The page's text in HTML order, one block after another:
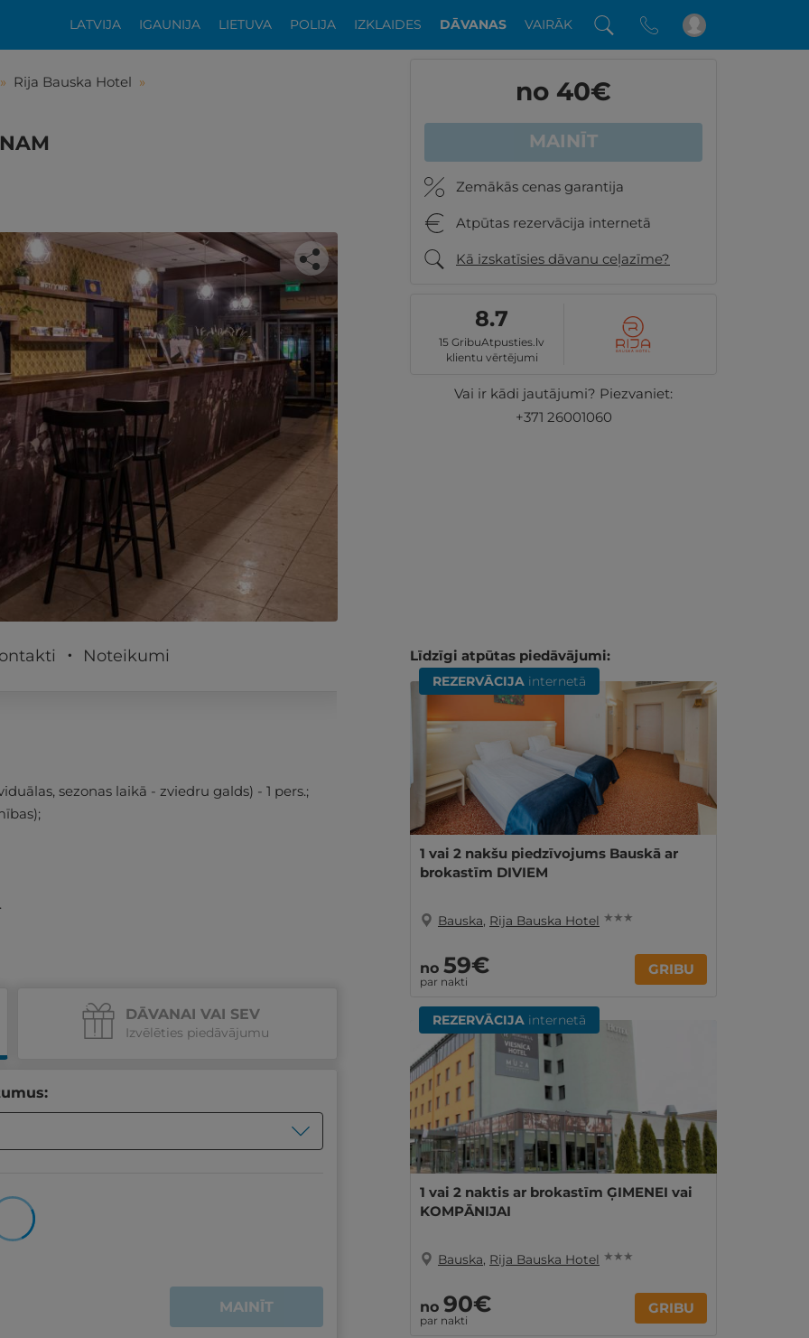
LATVIJA IGAUNIJA LIETUVA POLIJA IZKLAIDES DĀVANAS VAIRĀK
» Rija Bauska Hotel »
šis piedāvājums?
atpūtai atlikuši tikai daži soļi
PĒRKU
no 40€
MAINĪT
Zemākās cenas garantija
Atpūtas rezervācija internetā
Kā izskatīsies dāvanu ceļazīme?
8.7
15 GribuAtpusties.lv
klientu vērtējumi
Vai ir kādi jautājumi? Piezvaniet:
+371 26001060
Noteikumi
sezonas laikā - zviedru galds) - 1 pers.;
DĀVANAI VAI SEV
Izvēlēties piedāvājumu
MAINĪT
Līdzīgi atpūtas piedāvājumi:
REZERVĀCIJA internetā
1 vai 2 nakšu piedzīvojums Bauskā ar
brokastīm DIVIEM
Bauska, Rija Bauska Hotel ★ ★ ★
no 59€
par nakti
GRIBU
REZERVĀCIJA internetā
1 vai 2 naktis ar brokastīm ĢIMENEI vai
KOMPĀNIJAI
Bauska, Rija Bauska Hotel ★ ★ ★
no 90€
par nakti
GRIBU